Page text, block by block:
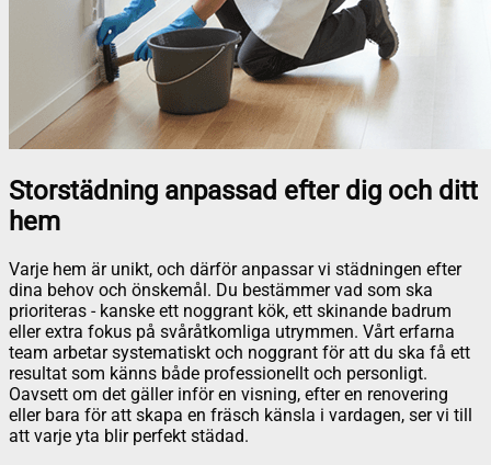
Storstädning anpassad efter dig och ditt
hem
Varje hem är unikt, och därför anpassar vi städningen efter
dina behov och önskemål. Du bestämmer vad som ska
prioriteras - kanske ett noggrant kök, ett skinande badrum
eller extra fokus på svåråtkomliga utrymmen. Vårt erfarna
team arbetar systematiskt och noggrant för att du ska få ett
resultat som känns både professionellt och personligt.
Oavsett om det gäller inför en visning, efter en renovering
eller bara för att skapa en fräsch känsla i vardagen, ser vi till
att varje yta blir perfekt städad.